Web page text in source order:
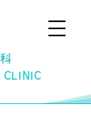
CLINIC